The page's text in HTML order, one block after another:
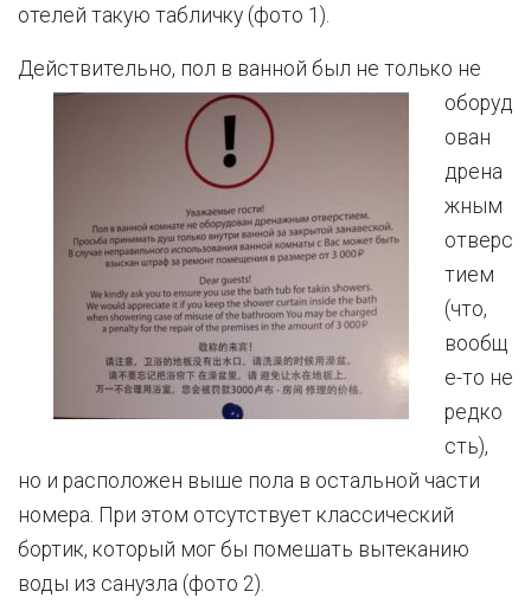
отелей такую табличку (фото 1).
Действительно, пол в ванной был не только не
оборуд
ован
дрена
жным
отверс
тием
(что,
вообщ
е-то не
редко
сть),
но и расположен выше пола в остальной части
номера. При этом отсутствует классический
бортик, который мог бы помешать вытеканию
воды из санузла (фото 2).